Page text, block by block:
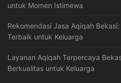
untuk Momen Istimewa
Rekomendasi Jasa Aqiqah
Terbaik untuk Keluarga
Layanan Aqiqah Terpercaya
Berkualitas untuk Keluarga